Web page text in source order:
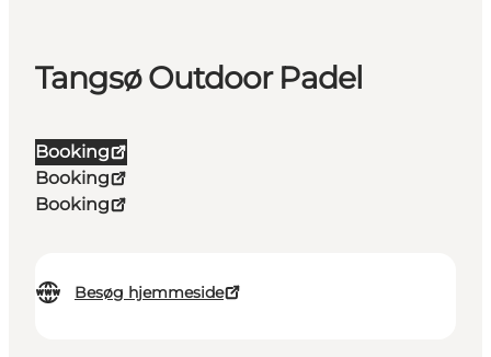
Tangsø Outdoor Padel
Booking
Booking
Booking
Besøg hjemmeside